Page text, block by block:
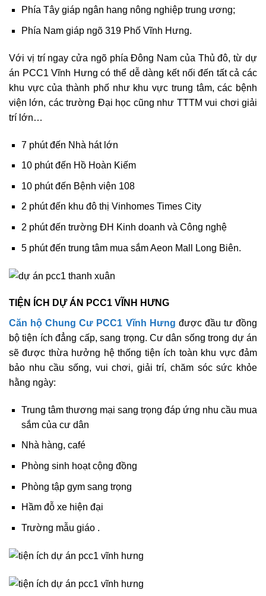
Phía Tây giáp ngân hang nông nghiệp trung ương;
Phía Nam giáp ngõ 319 Phố Vĩnh Hưng.
Với vị trí ngay cửa ngõ phía Đông Nam của Thủ đô, từ dự
án PCC1 Vĩnh Hưng có thể dễ dàng kết nối đến tất cả các
khu vực của thành phố như khu vực trung tâm, các bệnh
viện lớn, các trường Đại học cũng như TTTM vui chơi giải
trí lớn…
7 phút đến Nhà hát lớn
10 phút đến Hồ Hoàn Kiếm
10 phút đến Bệnh viện 108
2 phút đến khu đô thị Vinhomes Times City
2 phút đến trường ĐH Kinh doanh và Công nghệ
5 phút đến trung tâm mua sắm Aeon Mall Long Biên.
TIỆN ÍCH DỰ ÁN PCC1 VĨNH HƯNG
Căn hộ Chung Cư PCC1 Vĩnh Hưng được đầu tư đồng
bộ tiện ích đẳng cấp, sang trọng. Cư dân sống trong dự án
sẽ được thừa hưởng hệ thống tiện ích toàn khu vực đảm
bảo nhu cầu sống, vui chơi, giải trí, chăm sóc sức khỏe
hằng ngày:
Trung tâm thương mại sang trọng đáp ứng nhu cầu mua
sắm của cư dân
Nhà hàng, café
Phòng sinh hoạt cộng đồng
Phòng tập gym sang trọng
Hầm đỗ xe hiện đại
Trường mẫu giáo .